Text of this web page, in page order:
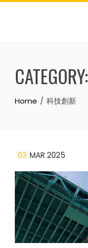
Skip
CATEGORY:
Home 科技創新
03 MAR 2025